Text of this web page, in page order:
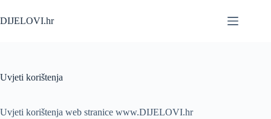
to
content
DIJELOVI.hr
Uvjeti korištenja
Uvjeti korištenja web stranice www.DIJELOVI.hr